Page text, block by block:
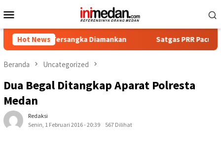
ke
Mobile
Hot News
Tersangka Diamankan Satgas PRR Pacu Realisasi
Beranda Uncategorized
Dua Begal Ditangkap Aparat Polresta
Medan
Redaksi
Senin, 1 Februari 2016 - 20:39
567 Dilihat